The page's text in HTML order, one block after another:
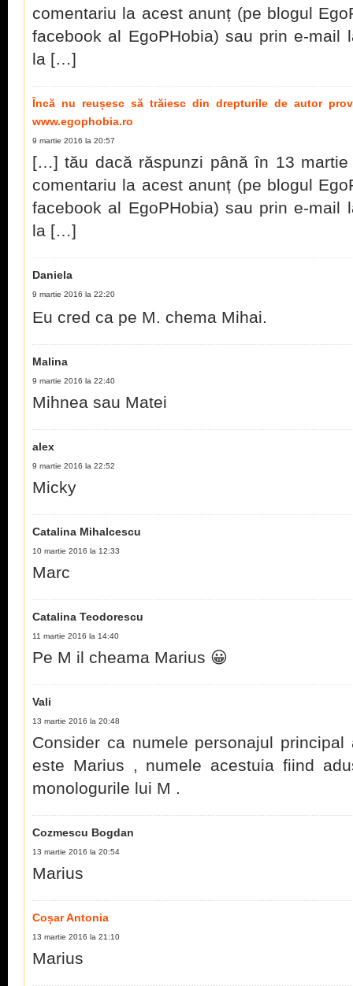
comentariu la acest anunț (pe blogul
facebook al EgoPHobia) sau prin e-mail
la […]
Încă nu reușesc să trăiesc din drepturile de autor
www.egophobia.ro
9 martie 2016 la 20:57
[…] tău dacă răspunzi până în 13 martie
comentariu la acest anunț (pe blogul
facebook al EgoPHobia) sau prin e-mail
la […]
Daniela
9 martie 2016 la 22:20
Eu cred ca pe M. chema Mihai.
Malina
9 martie 2016 la 22:40
Mihnea sau Matei
alex
9 martie 2016 la 22:52
Micky
Catalina Mihalcescu
10 martie 2016 la 12:33
Marc
Catalina Teodorescu
11 martie 2016 la 14:40
Pe M il cheama Marius 😀
Vali
13 martie 2016 la 20:48
Consider ca numele personajul
este Marius , numele acestuia fiind
monologurile lui M .
Cozmescu Bogdan
13 martie 2016 la 20:54
Marius
Coșar Antonia
13 martie 2016 la 21:10
Marius